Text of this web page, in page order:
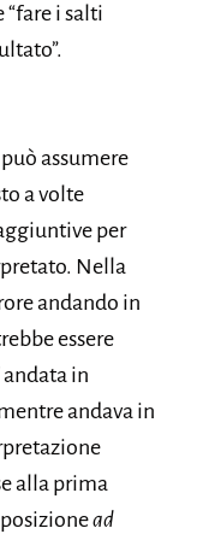
i salti
assumere
a volte
per
Nella
andando in
essere
andata in
andava in
alla prima
ad